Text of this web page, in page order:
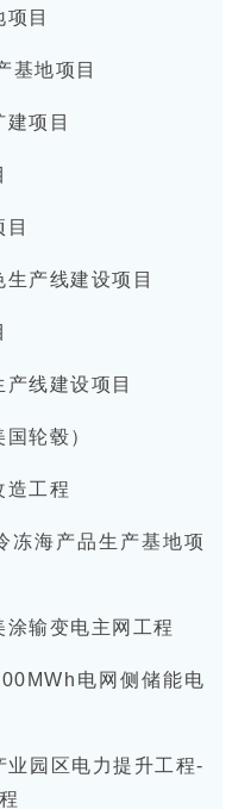
目
基地项目
项目
产线建设项目
线建设项目
轮毂）
造工程
冻海产品生产基地项
输变电主网工程
电网侧储能电
园区电力提升工程-